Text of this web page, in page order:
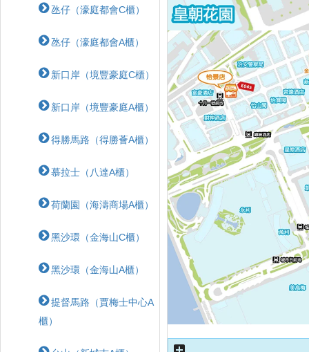
氹仔（濠庭都會C櫃）
氹仔（濠庭都會A櫃）
新口岸（境豐豪庭C櫃）
新口岸（境豐豪庭A櫃）
得勝馬路（得勝薈A櫃）
慕拉士（八達A櫃）
荷蘭園（海濤商場A櫃）
黑沙環（金海山C櫃）
黑沙環（金海山A櫃）
提督馬路（賈梅士中心A
櫃）